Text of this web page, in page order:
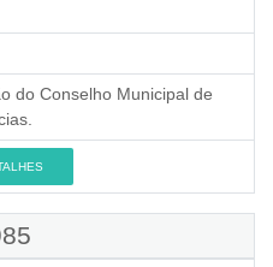
do Conselho Municipal de